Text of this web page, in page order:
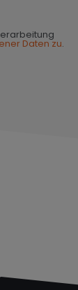
Daten zu.